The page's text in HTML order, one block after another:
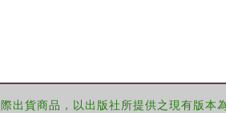
出貨商品，以出版社所提供之現有版本